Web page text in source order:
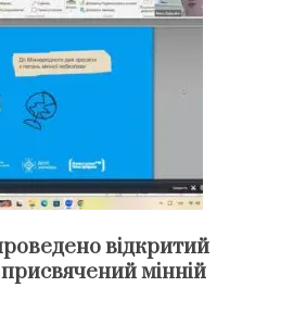
відкритий
мінній